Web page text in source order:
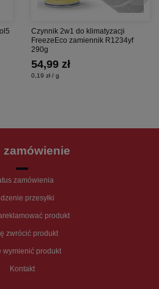
Czynnik 2w1 do klimatyzacji
FreezeEco zamiennik R1234yf
290g
54,99 zł
0,19 zł / g
zamówienie
zamówienia
przesyłki
produkt
zwrócić produkt
wymienić produkt
Kontakt